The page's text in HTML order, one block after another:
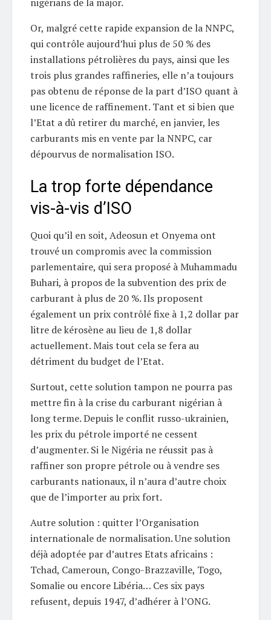
Or, malgré cette rapide expansion de la NNPC,
qui contrôle aujourd’hui plus de 50 % des
installations pétrolières du pays, ainsi que les
trois plus grandes raffineries, elle n’a toujours
pas obtenu de réponse de la part d’ISO quant à
une licence de raffinement. Tant et si bien que
l’Etat a dû retirer du marché, en janvier, les
carburants mis en vente par la NNPC, car
dépourvus de normalisation ISO.
La trop forte dépendance
vis-à-vis d’ISO
Quoi qu’il en soit, Adeosun et Onyema ont
trouvé un compromis avec la commission
parlementaire, qui sera proposé à Muhammadu
Buhari, à propos de la subvention des prix de
carburant à plus de 20 %. Ils proposent
également un prix contrôlé fixe à 1,2 dollar par
litre de kérosène au lieu de 1,8 dollar
actuellement. Mais tout cela se fera au
détriment du budget de l’Etat.
Surtout, cette solution tampon ne pourra pas
mettre fin à la crise du carburant nigérian à
long terme. Depuis le conflit russo-ukrainien,
les prix du pétrole importé ne cessent
d’augmenter. Si le Nigéria ne réussit pas à
raffiner son propre pétrole ou à vendre ses
carburants nationaux, il n’aura d’autre choix
que de l’importer au prix fort.
Autre solution : quitter l’Organisation
internationale de normalisation. Une solution
déjà adoptée par d’autres Etats africains :
Tchad, Cameroun, Congo-Brazzaville, Togo,
Somalie ou encore Libéria… Ces six pays
refusent, depuis 1947, d’adhérer à l’ONG.